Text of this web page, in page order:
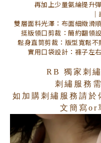
再加上少量氨綸提升
雙層面料光澤：布面細緻滑
挺版領口剪裁：簡約翻領
鬆身直筒剪裁：版型寬鬆不
實用口袋設計：褲子左
RB 獨家刺
刺繡服務
如加購刺繡服務請於
文簡寫or